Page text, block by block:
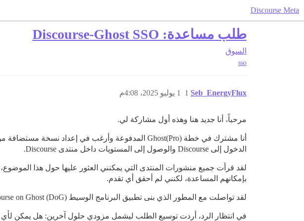
Discourse Meta
طلب مساعدة: Discourse-Ghost SSO
السوق
sso
Seb_EnergyFlux 1 يوليو 2025، 4:08م 1
مرحباً، أنا جديد هنا وهذه أول مشاركة لي.
الدخول إلى Discourse والوصول إلى المستويات داخل منتدى Discourse.
بإمكانهم المساعدة، لكنني لم أحقق أي تقدم.
لقد تواصلت مع المطور الذي بنى تطبيق البرنامج الوسيط Discourse on Ghost (DoG) لمعرفة ما إذا كان بإمكانه المساعدة.